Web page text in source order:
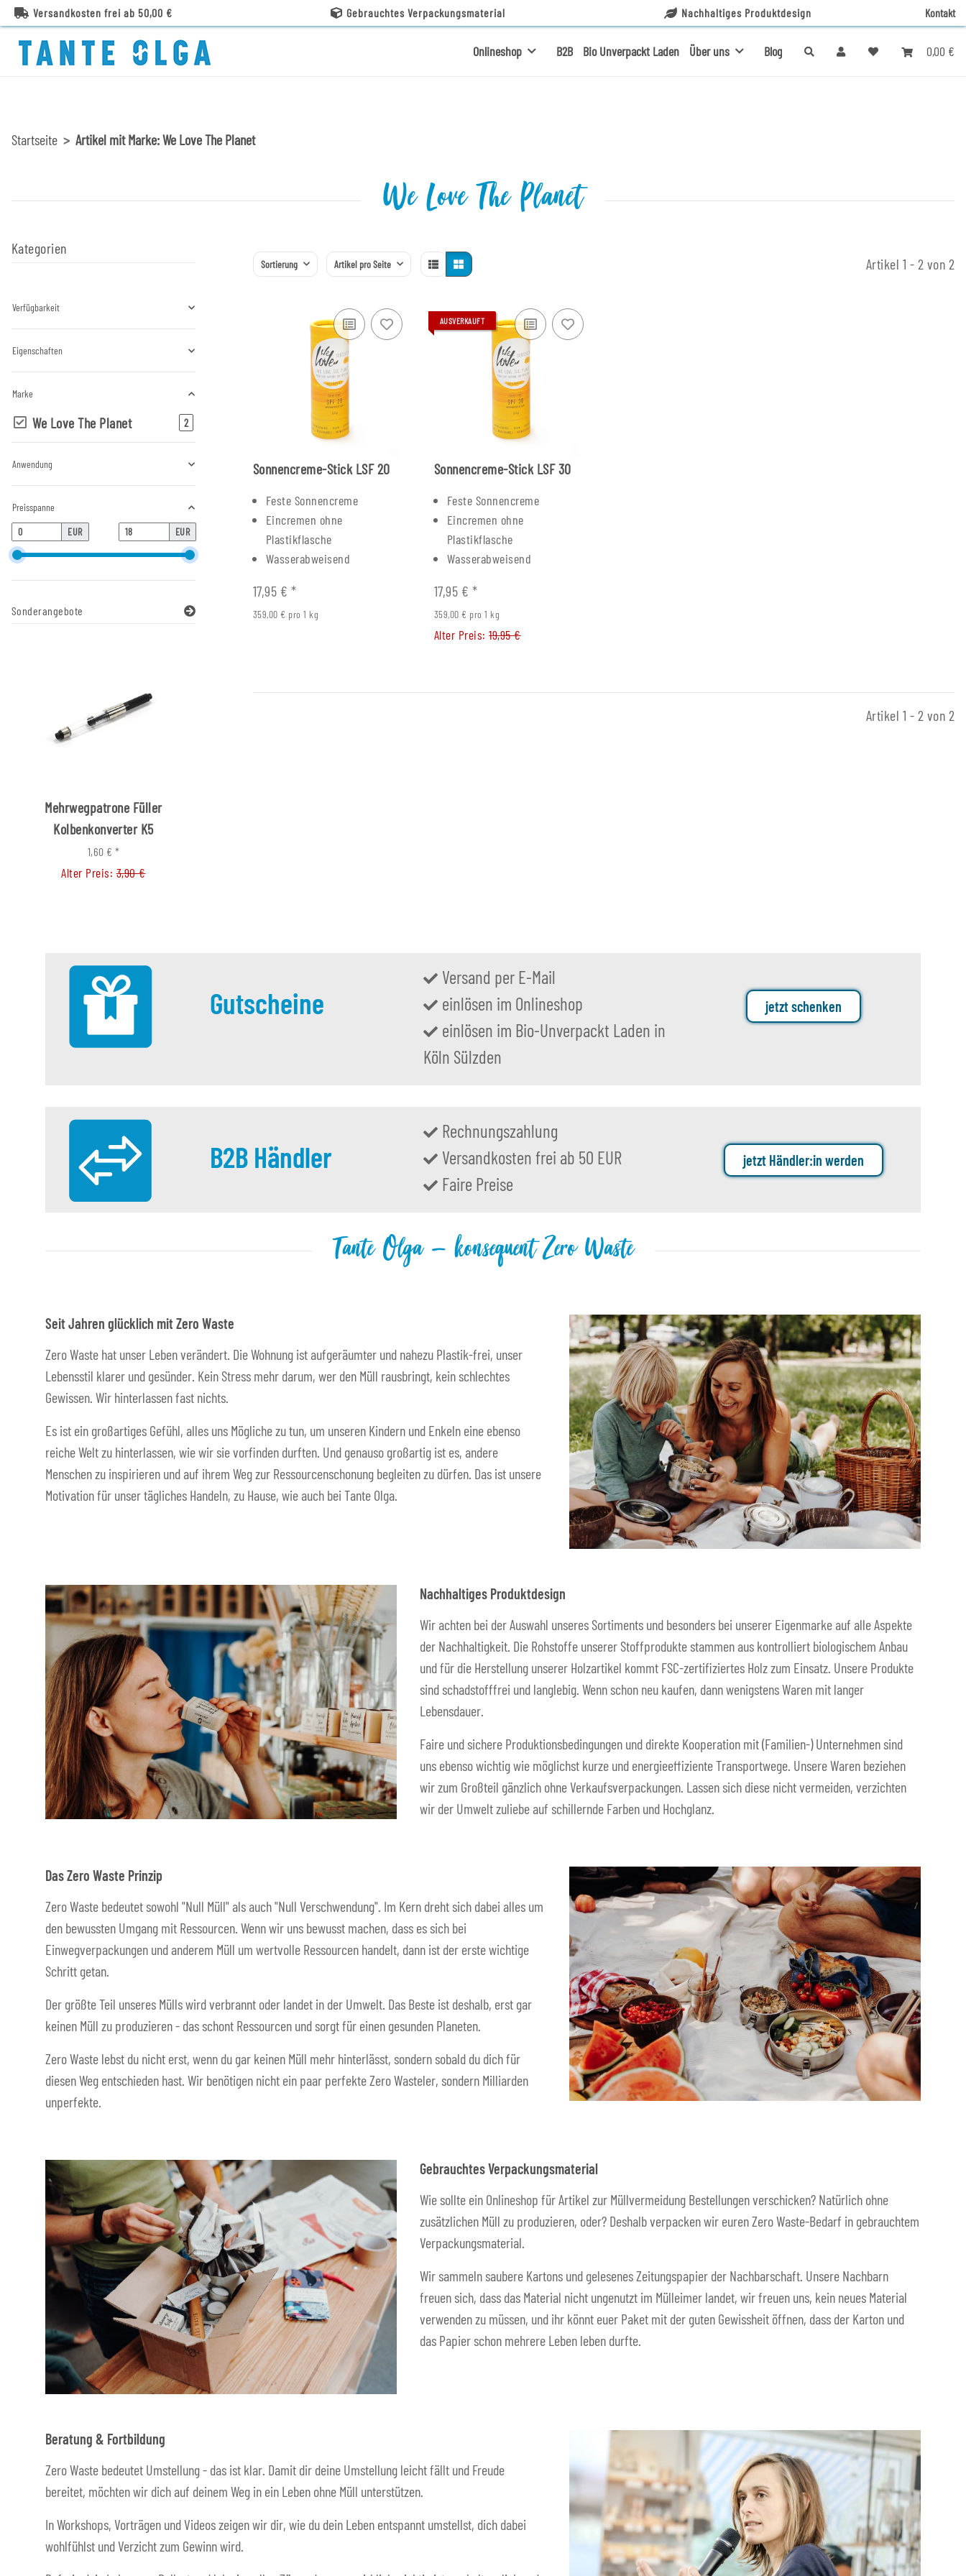
Versandkosten frei ab 50,00 € Gebrauchtes Verpackungsmaterial Nachhaltiges Produktdesign Kontakt
0,00 €
Onlineshop B2B Bio Unverpackt Laden Über uns Blog
Startseite Artikel mit Marke: We Love The Planet
We Love The Planet
Sortierung Artikel pro Seite Artikel 1 - 2 von 2
Sonnencreme-Stick LSF 20
Feste Sonnencreme
Eincremen ohne
Plastikflasche
Wasserabweisend
17,95 € *
359,00 € pro 1 kg
AUSVERKAUFT
Sonnencreme-Stick LSF 30
Feste Sonnencreme
Eincremen ohne
Plastikflasche
Wasserabweisend
17,95 € *
359,00 € pro 1 kg
Alter Preis:19,95 €
Artikel 1 - 2 von 2
Kategorien
Verfügbarkeit
Eigenschaften
Marke
We Love The Planet 2Artikel gefunden
Anwendung
Preisspanne
EUR EUR
Sonderangebote
Mehrwegpatrone Füller
Kolbenkonverter K5
1,60 € *
Alter Preis:3,90 €
Gutscheine
Versand per E-Mail
einlösen im Onlineshop
einlösen im Bio-Unverpackt Laden in
Köln Sülzden
jetzt schenken
B2B Händler
Rechnungszahlung
Versandkosten frei ab 50 EUR
Faire Preise
jetzt Händler:in werden
Tante Olga – konsequent Zero Waste
Seit Jahren glücklich mit Zero Waste
Zero Waste hat unser Leben verändert. Die Wohnung ist aufgeräumter und nahezu Plastik-frei, unser
Lebensstil klarer und gesünder. Kein Stress mehr darum, wer den Müll rausbringt, kein schlechtes
Gewissen. Wir hinterlassen fast nichts.
Es ist ein großartiges Gefühl, alles uns Mögliche zu tun, um unseren Kindern und Enkeln eine ebenso
reiche Welt zu hinterlassen, wie wir sie vorfinden durften. Und genauso großartig ist es, andere
Menschen zu inspirieren und auf ihrem Weg zur Ressourcenschonung begleiten zu dürfen. Das ist unsere
Motivation für unser tägliches Handeln, zu Hause, wie auch bei Tante Olga.
Nachhaltiges Produktdesign
Wir achten bei der Auswahl unseres Sortiments und besonders bei unserer Eigenmarke auf alle Aspekte
der Nachhaltigkeit. Die Rohstoffe unserer Stoffprodukte stammen aus kontrolliert biologischem Anbau
und für die Herstellung unserer Holzartikel kommt FSC-zertifiziertes Holz zum Einsatz. Unsere Produkte
sind schadstofffrei und langlebig. Wenn schon neu kaufen, dann wenigstens Waren mit langer
Lebensdauer.
Faire und sichere Produktionsbedingungen und direkte Kooperation mit (Familien-) Unternehmen sind
uns ebenso wichtig wie möglichst kurze und energieeffiziente Transportwege. Unsere Waren beziehen
wir zum Großteil gänzlich ohne Verkaufsverpackungen. Lassen sich diese nicht vermeiden, verzichten
wir der Umwelt zuliebe auf schillernde Farben und Hochglanz.
Das Zero Waste Prinzip
Zero Waste bedeutet sowohl "Null Müll" als auch "Null Verschwendung". Im Kern dreht sich dabei alles um
den bewussten Umgang mit Ressourcen. Wenn wir uns bewusst machen, dass es sich bei
Einwegverpackungen und anderem Müll um wertvolle Ressourcen handelt, dann ist der erste wichtige
Schritt getan.
Der größte Teil unseres Mülls wird verbrannt oder landet in der Umwelt. Das Beste ist deshalb, erst gar
keinen Müll zu produzieren - das schont Ressourcen und sorgt für einen gesunden Planeten.
Zero Waste lebst du nicht erst, wenn du gar keinen Müll mehr hinterlässt, sondern sobald du dich für
diesen Weg entschieden hast. Wir benötigen nicht ein paar perfekte Zero Wasteler, sondern Milliarden
unperfekte.
Gebrauchtes Verpackungsmaterial
Wie sollte ein Onlineshop für Artikel zur Müllvermeidung Bestellungen verschicken? Natürlich ohne
zusätzlichen Müll zu produzieren, oder? Deshalb verpacken wir euren Zero Waste-Bedarf in gebrauchtem
Verpackungsmaterial.
Wir sammeln saubere Kartons und gelesenes Zeitungspapier der Nachbarschaft. Unsere Nachbarn
freuen sich, dass das Material nicht ungenutzt im Mülleimer landet, wir freuen uns, kein neues Material
verwenden zu müssen, und ihr könnt euer Paket mit der guten Gewissheit öffnen, dass der Karton und
das Papier schon mehrere Leben leben durfte.
Beratung & Fortbildung
Zero Waste bedeutet Umstellung - das ist klar. Damit dir deine Umstellung leicht fällt und Freude
bereitet, möchten wir dich auf deinem Weg in ein Leben ohne Müll unterstützen.
In Workshops, Vorträgen und Videos zeigen wir dir, wie du dein Leben entspannt umstellst, dich dabei
wohlfühlst und Verzicht zum Gewinn wird.